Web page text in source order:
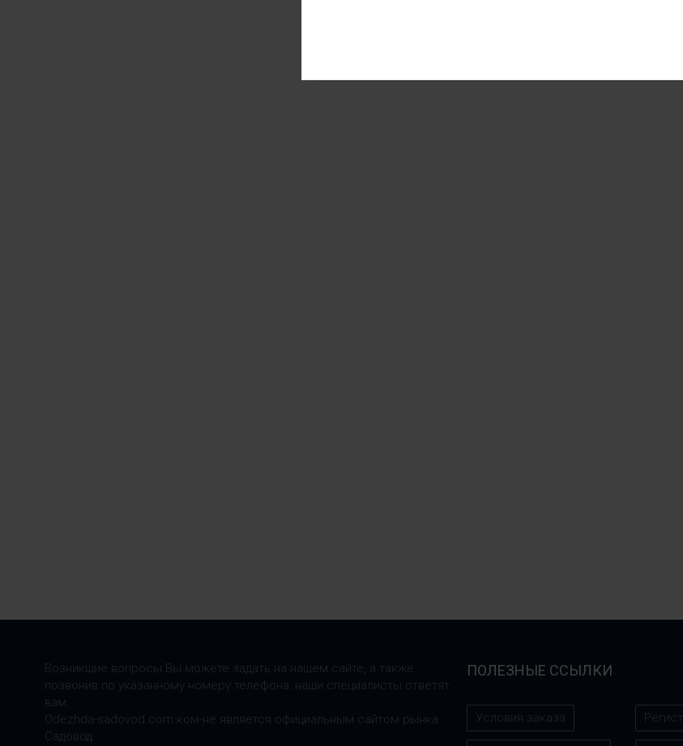
Возникшие вопросы Вы можете задать на нашем сайте, а также
позвонив по указанному номеру телефона: наши специалисты ответят
вам.
Odezhda-sadovod.com.ком-не является официальным сайтом рынка
Садовод.
ПОЛЕЗНЫЕ ССЫЛКИ
Условия заказа